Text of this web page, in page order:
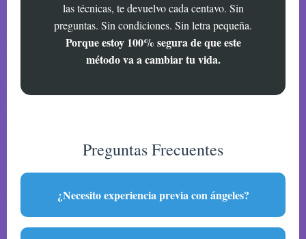
las técnicas, te devuelvo cada centavo. Sin
preguntas. Sin condiciones. Sin letra pequeña.
Porque estoy 100% segura de que este
método va a cambiar tu vida.
Preguntas Frecuentes
¿Necesito experiencia previa con ángeles?